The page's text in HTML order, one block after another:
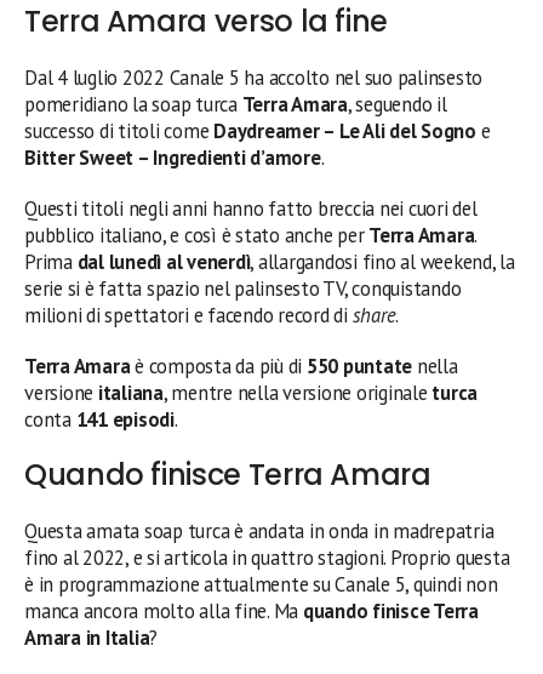
Terra Amara verso la fine
Dal 4 luglio 2022 Canale 5 ha accolto nel suo palinsesto
pomeridiano la soap turca Terra Amara, seguendo il
successo di titoli come Daydreamer – Le Ali del Sogno e
Bitter Sweet – Ingredienti d’amore.
Questi titoli negli anni hanno fatto breccia nei cuori del
pubblico italiano, e così è stato anche perTerra Amara.
Prima dal lunedì al venerdì, allargandosi fino al weekend, la
serie si è fatta spazio nel palinsesto TV, conquistando
milioni di spettatori e facendo record di share.
Terra Amaraè composta da più di 550 puntate nella
versione italiana, mentre nella versione originale turca
conta 141 episodi.
Quando finisce Terra Amara
Questa amata soap turca è andata in onda in madrepatria
fino al 2022, e si articola in quattro stagioni. Proprio questa
è in programmazione attualmente su Canale 5, quindi non
manca ancora molto alla fine. Ma quando finisce Terra
Amara in Italia?